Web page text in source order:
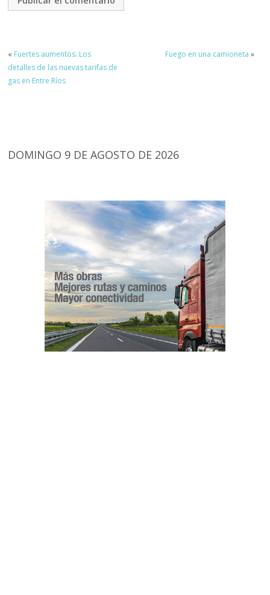
« Fuertes aumentos: Los
detalles de las nuevas tarifas de
gas en Entre Ríos
Fuego en una camioneta »
DOMINGO 9 DE AGOSTO DE 2026